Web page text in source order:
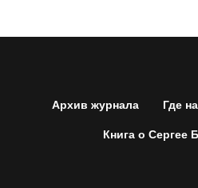
Архив журнала Где
Книга о Сергее